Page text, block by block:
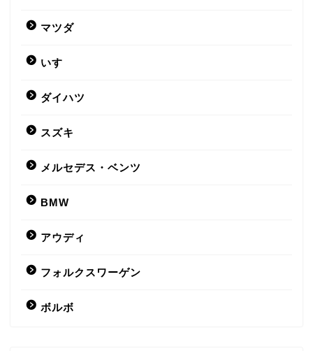
マツダ
いすゞ
ダイハツ
スズキ
メルセデス・ベンツ
BMW
アウディ
フォルクスワーゲン
ボルボ